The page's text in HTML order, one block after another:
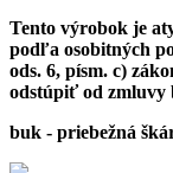
Tento výrobok je
podľa osobitných
ods. 6, písm. c)
odstúpiť od zmluvy
buk - priebežná